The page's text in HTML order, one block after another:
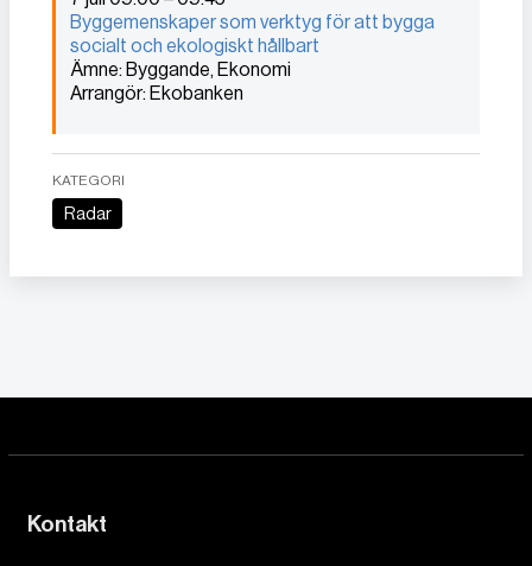
Byggemenskaper som verktyg för att bygga
socialt och ekologiskt hållbart
Ämne: Byggande, Ekonomi
Arrangör: Ekobanken
KATEGORI
Radar
Kontakt